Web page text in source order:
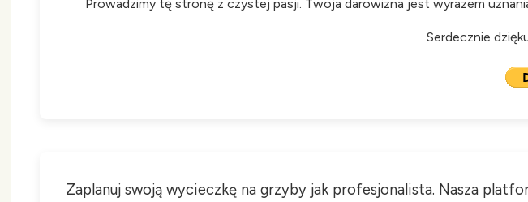
Prowadzimy tę stronę z czystej pasji. Twoja darowizna jest wyrazem
Serdecznie
Zaplanuj swoją wycieczkę na grzyby jak profesjonalista. Nasza